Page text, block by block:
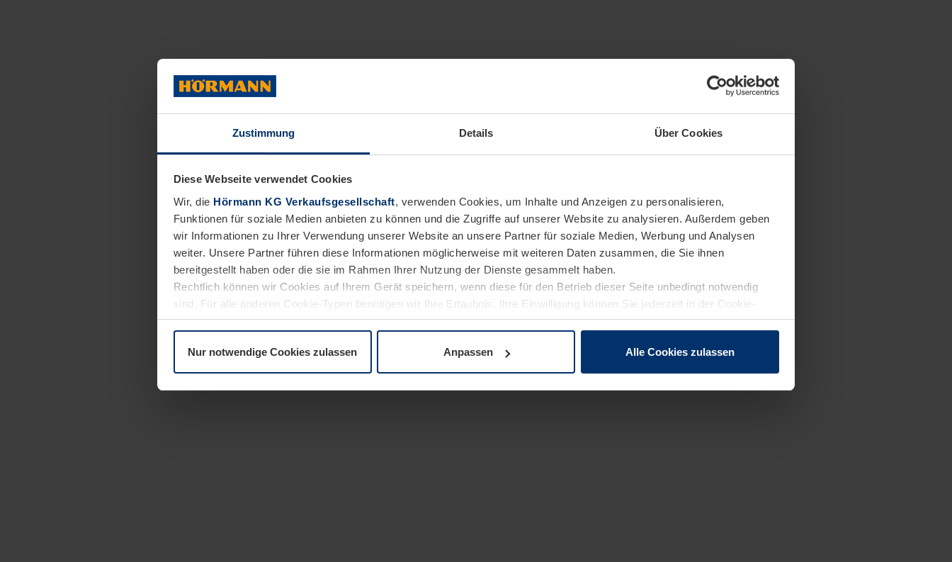
Zustimmung Details Über Cookies
Diese Webseite verwendet Cookies
Wir, die Hörmann KG Verkaufsgesellschaft, verwenden Cookies, um Inhalte und Anzeigen zu personalisieren,
Funktionen für soziale Medien anbieten zu können und die Zugriffe auf unserer Website zu analysieren. Außerdem geben
wir Informationen zu Ihrer Verwendung unserer Website an unsere Partner für soziale Medien, Werbung und Analysen
weiter. Unsere Partner führen diese Informationen möglicherweise mit weiteren Daten zusammen, die Sie ihnen
bereitgestellt haben oder die sie im Rahmen Ihrer Nutzung der Dienste gesammelt haben.
Rechtlich können wir Cookies auf Ihrem Gerät speichern, wenn diese für den Betrieb dieser Seite unbedingt notwendig
sind. Für alle anderen Cookie-Typen benötigen wir Ihre Erlaubnis. Ihre Einwilligung können Sie jederzeit in der Cookie-
Erläuterung auf der SeiteDatenschutzerklärungunserer Website ändern oder widerrufen.
Nur notwendige Cookies zulassen Anpassen Alle Cookies zulassen